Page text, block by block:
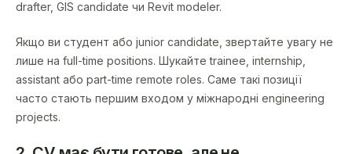
drafter, GIS candidate чи Revit modeler.
Якщо ви студент або junior candidate, звертайте увагу не
лише на full-time positions. Шукайте trainee, internship,
assistant або part-time remote roles. Саме такі позиції
часто стають першим входом у міжнародні engineering
projects.